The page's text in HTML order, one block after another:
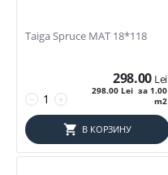
Фильтры товаров
Lei–
Taiga Spruce MAT 18*118
+
−
298.00 Lei
298.00 Lei за 1.00
m2
В КОРЗИНУ